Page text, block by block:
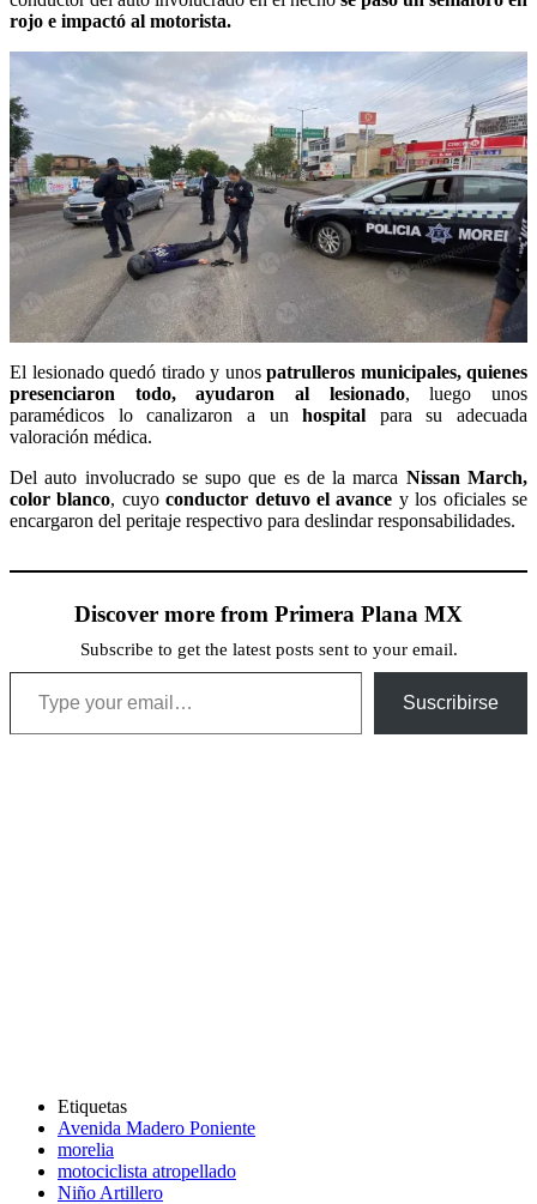
rojo e impactó al motorista.
El lesionado quedó tirado y unos patrulleros municipales, quienes
presenciaron todo, ayudaron al lesionado, luego unos
paramédicos lo canalizaron a unhospital para su adecuada
valoración médica.
Del auto involucrado se supo que es de la marca Nissan March,
color blanco, cuyoconductor detuvo el avance y los oficiales se
encargaron del peritaje respectivo para deslindar responsabilidades.
Discover more from Primera Plana MX
Subscribe to get the latest posts sent to your email.
Type your email…
Suscribirse
Etiquetas
Avenida Madero Poniente
morelia
motociclista atropellado
Niño Artillero